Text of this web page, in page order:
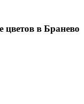
цветов в Бранево